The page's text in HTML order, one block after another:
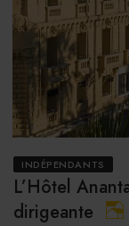
INDÉPENDANTS
L’Hôtel
dirigeante